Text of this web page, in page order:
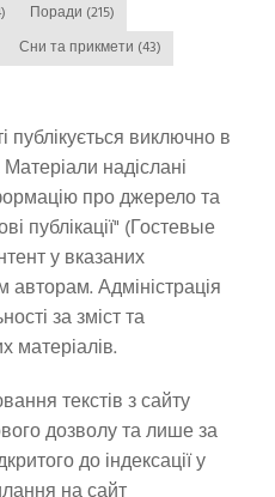
Поради (215)
Сни та прикмети (43)
публікується виключно в
надіслані
про джерело та
публікації" (Гостевые
у вказаних
авторам. Адміністрація
за зміст та
матеріалів.
текстів з сайту
дозволу та лише за
до індексації у